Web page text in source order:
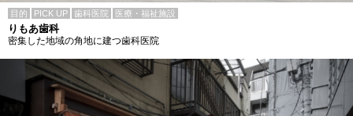
目的 PICK UP 歯科医院 医療・福祉施設
りもあ歯科
密集した地域の角地に建つ歯科医院